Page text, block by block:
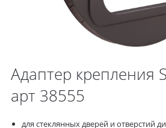
Адаптер крепления
арт 38555
для стеклянных дверей и отверстий